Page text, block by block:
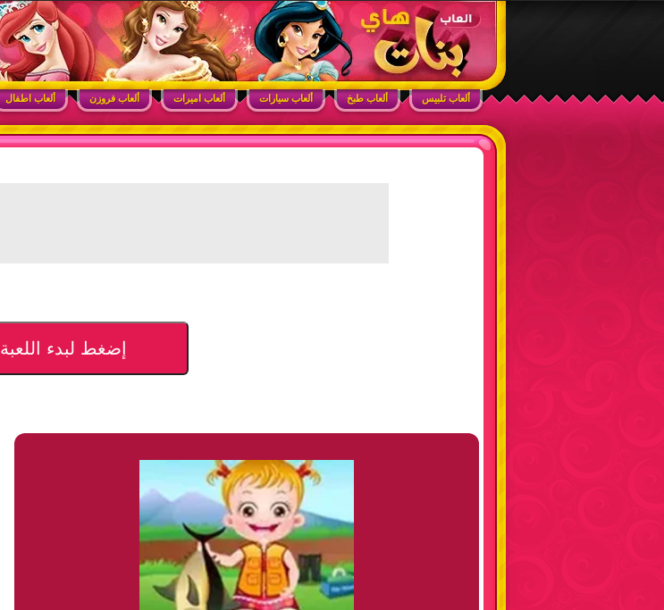
ألعاب بنات هاي – أفضل ألعاب تلبيس، مكياج، طبخ وأنشطة ممتعة للبنات
ابحث في الموقع
ألعاب تلبيس ألعاب طبخ ألعاب سيارات ألعاب اميرات ألعاب فروزن ألعاب اطفال
إضغط لبدء اللعبة